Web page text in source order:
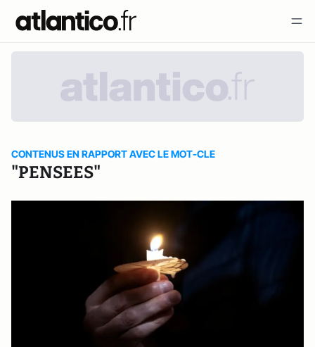
CONTENUS EN RAPPORT AVEC LE MOT-CLE
"PENSEES"